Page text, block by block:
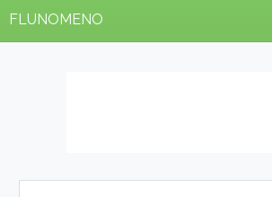
FLUNOMENO